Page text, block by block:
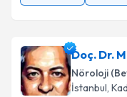
Doç. Dr.
Nöroloji
İstanbul,